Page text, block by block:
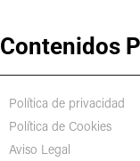
Contenidos
Política de privacidad
Política de Cookies
Aviso Legal